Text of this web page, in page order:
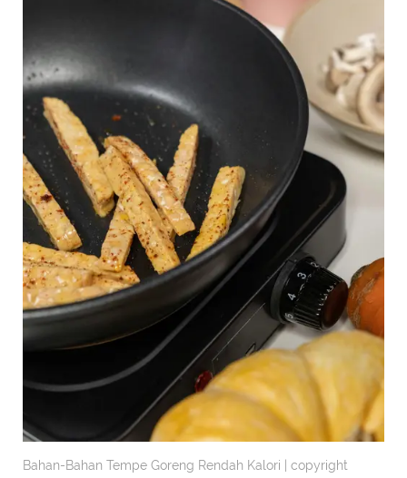
Bahan-Bahan Tempe Goreng Rendah Kalori | copyright